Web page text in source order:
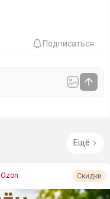
Подписаться
Ещё
Ozon Скидки